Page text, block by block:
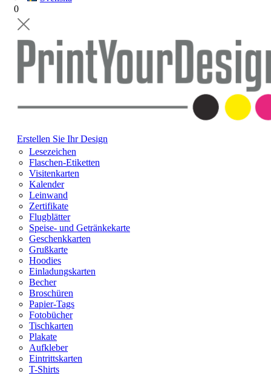
0
Erstellen Sie Ihr Design
Lesezeichen
Flaschen-Etiketten
Visitenkarten
Kalender
Leinwand
Zertifikate
Flugblätter
Speise- und Getränkekarte
Geschenkkarten
Grußkarte
Hoodies
Einladungskarten
Becher
Broschüren
Papier-Tags
Fotobücher
Tischkarten
Plakate
Aufkleber
Eintrittskarten
T-Shirts